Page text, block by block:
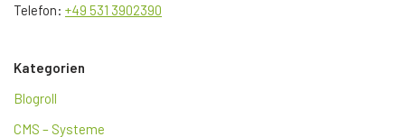
Telefon: +49 531 3902390
Kategorien
Blogroll
CMS – Systeme